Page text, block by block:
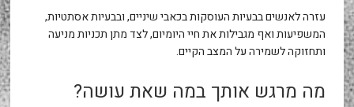
עזרה לאנשים בבעיות העוסקות בכאבי שיניים, ובבעיות אסתטיות,
המשפיעות ואף מגבילות את חיי היומיום, לצד מתן תכניות מניעה
ותחזוקה לשמירה על המצב הקיים.
מה מרגש אותך במה שאת עושה?